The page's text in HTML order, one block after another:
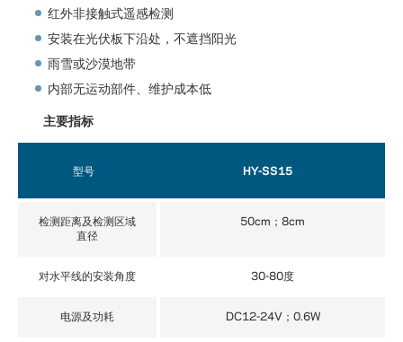
红外非接触式遥感检测
安装在光伏板下沿处，不遮挡阳光
雨雪或沙漠地带
内部无运动部件、维护成本低
主要指标
型号 HY-SS15
检测距离及检测区域
直径
50cm；8cm
对水平线的安装角度 30-80度
电源及功耗 DC12-24V；0.6W